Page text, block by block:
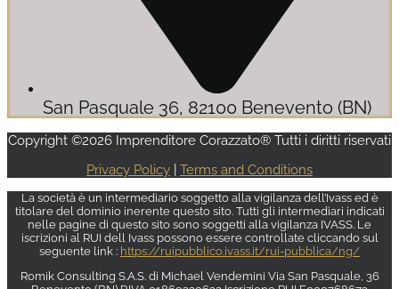
San Pasquale 36, 82100 Benevento (BN)
Copyright ©2026 Imprenditore Corazzato® Tutti i diritti riservati
Privacy Policy
Terms and Conditions
La società è un intermediario soggetto alla vigilanza dell’Ivass ed è
titolare del dominio inerente questo sito. Tutti gli intermediari indicati
nelle pagine di questo sito sono soggetti alla vigilanza IVASS. Le
iscrizioni al RUI dell Ivass possono essere controllate cliccando sul
seguente link : https://ruipubblico.ivass.it/rui-pubblica/ng/
Romik Consulting S.A.S. di Michael Vendemini Via San Pasquale, 36